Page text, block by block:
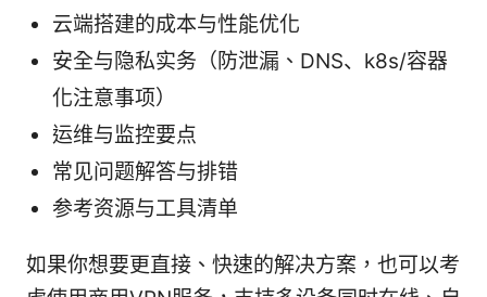
云端搭建的成本与性能优化
安全与隐私实务（防泄漏、DNS、k8s/容器
化注意事项）
运维与监控要点
常见问题解答与排错
参考资源与工具清单
如果你想要更直接、快速的解决方案，也可以考